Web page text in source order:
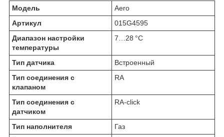
Модель
Aero
Артикул
015G4595
Диапазон настройки
температуры
7…28 °C
Тип датчика
Встроенный
Тип соединения с
клапаном
RA
Тип соединения с
датчиком
RA-click
Тип наполнителя
Газ